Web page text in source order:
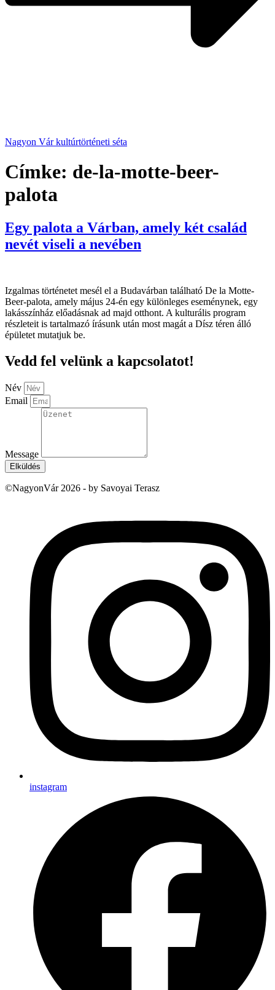
Nagyon Vár kultúrtörténeti séta
Címke: de-la-motte-beer-
palota
Egy palota a Várban, amely két család
nevét viseli a nevében
Izgalmas történetet mesél el a Budavárban található De la Motte-
Beer-palota, amely május 24-én egy különleges eseménynek, egy
lakásszínház előadásnak ad majd otthont. A kulturális program
részleteit is tartalmazó írásunk után most magát a Dísz téren álló
épületet mutatjuk be.
Vedd fel velünk a kapcsolatot!
Név
Email
Message
Elküldés
©NagyonVár 2026 - by Savoyai Terasz
instagram